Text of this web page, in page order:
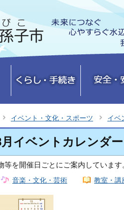
イベント・文化・スポーツ イベ
イベントカレンダー
等を開催日ごとにご案内していま
音楽・文化・芸術 教室・講